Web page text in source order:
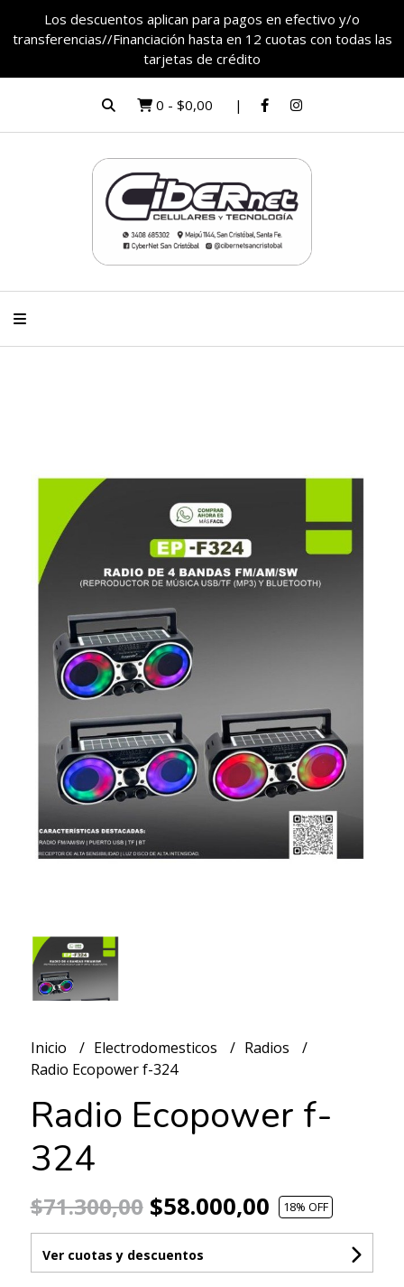
Los descuentos aplican para pagos en efectivo y/o
transferencias//Financiación hasta en 12 cuotas con todas las
tarjetas de crédito
0 - $0,00
Inicio Electrodomesticos
Radios
Radio Ecopower f-324
Radio Ecopower f-
324
$71.300,00$58.000,00 18% OFF
Ver cuotas y descuentos